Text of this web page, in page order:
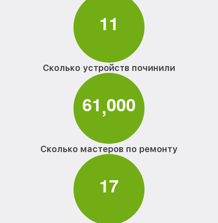
11
Сколько устройств починили
61,000
Сколько мастеров по ремонту
17